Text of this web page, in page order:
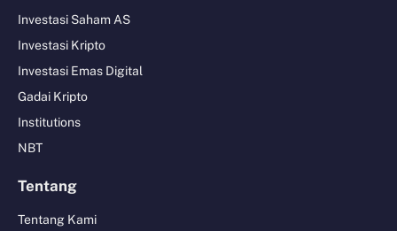
Investasi Saham AS
Investasi Kripto
Investasi Emas Digital
Gadai Kripto
Institutions
NBT
Tentang
Tentang Kami